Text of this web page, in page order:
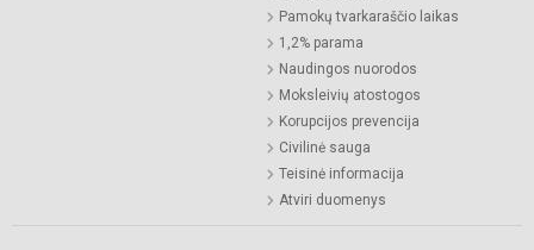
Pamokų tvarkaraščio laikas
1,2% parama
Naudingos nuorodos
Moksleivių atostogos
Korupcijos prevencija
Civilinė sauga
Teisinė informacija
Atviri duomenys